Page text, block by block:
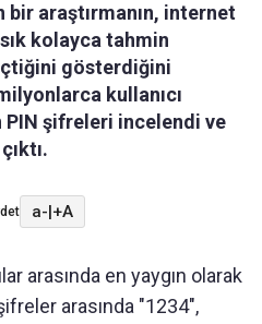
bir araştırmanın, internet
sık kolayca tahmin
gösterdiğini
kullanıcı
şifreleri incelendi ve
a-|+A
arasında en yaygın olarak
arasında "1234",